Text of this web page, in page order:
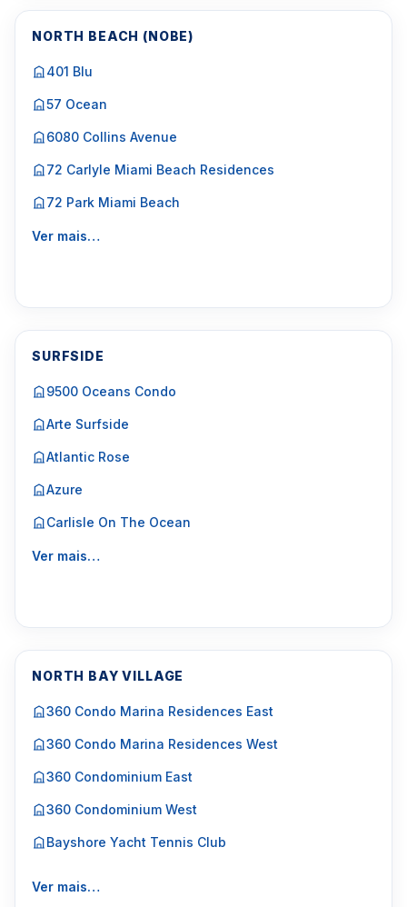
NORTH BEACH (NOBE)
401 Blu
57 Ocean
6080 Collins Avenue
72 Carlyle Miami Beach Residences
72 Park Miami Beach
Ver mais…
SURFSIDE
9500 Oceans Condo
Arte Surfside
Atlantic Rose
Azure
Carlisle On The Ocean
Ver mais…
NORTH BAY VILLAGE
360 Condo Marina Residences East
360 Condo Marina Residences West
360 Condominium East
360 Condominium West
Bayshore Yacht Tennis Club
Ver mais…